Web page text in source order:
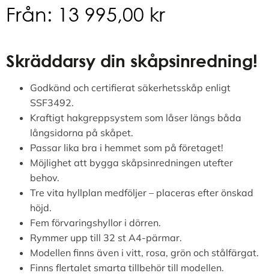
Från: 13 995,00 kr
Skräddarsy din skåpsinredning!
Godkänd och certifierat säkerhetsskåp enligt
SSF3492.
Kraftigt hakgreppsystem som låser längs båda
långsidorna på skåpet.
Passar lika bra i hemmet som på företaget!
Möjlighet att bygga skåpsinredningen utefter
behov.
Tre vita hyllplan medföljer – placeras efter önskad
höjd.
Fem förvaringshyllor i dörren.
Rymmer upp till 32 st A4-pärmar.
Modellen finns även i vitt, rosa, grön och stålfärgat.
Finns flertalet smarta tillbehör till modellen.